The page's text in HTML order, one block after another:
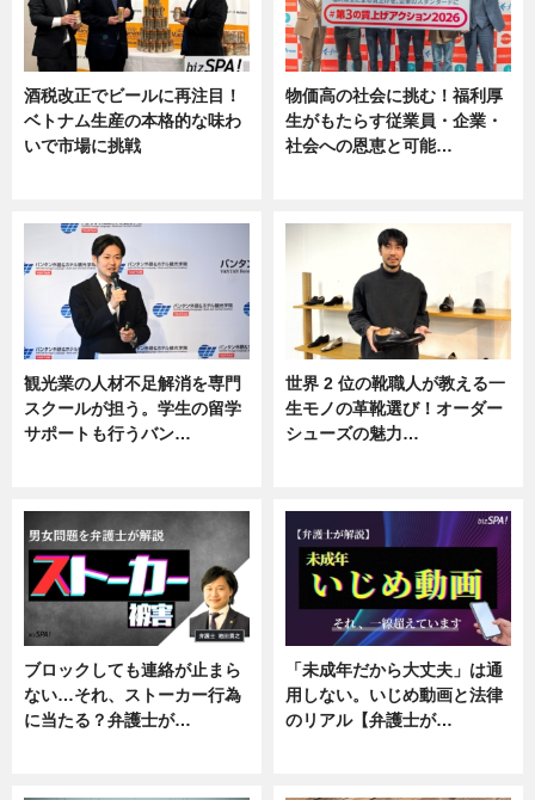
酒税改正でビールに再注目！
ベトナム生産の本格的な味わ
いで市場に挑戦
物価高の社会に挑む！福利厚
生がもたらす従業員・企業・
社会への恩恵と可能…
観光業の人材不足解消を専門
スクールが担う。学生の留学
サポートも行うバン…
世界 2 位の靴職人が教える一
生モノの革靴選び！オーダー
シューズの魅力…
ブロックしても連絡が止まら
ない…それ、ストーカー行為
に当たる？弁護士が…
「未成年だから大丈夫」は通
用しない。いじめ動画と法律
のリアル【弁護士が…